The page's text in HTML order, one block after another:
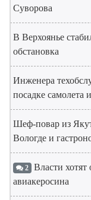
Суворова
В Верхоянье
обстановка
Инженера
посадке самолета
Шеф-повар из
Вологде и
2 Власти хотят
авиакеросина